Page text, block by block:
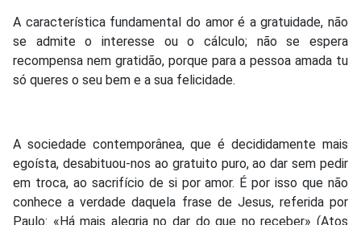
A característica fundamental do amor é a gratuidade, não
se admite o interesse ou o cálculo; não se espera
recompensa nem gratidão, porque para a pessoa amada tu
só queres o seu bem e a sua felicidade.
A sociedade contemporânea, que é decididamente mais
egoísta, desabituou-nos ao gratuito puro, ao dar sem pedir
em troca, ao sacrifício de si por amor. É por isso que não
conhece a verdade daquela frase de Jesus, referida por
Paulo: «Há mais alegria no dar do que no receber» (Atos